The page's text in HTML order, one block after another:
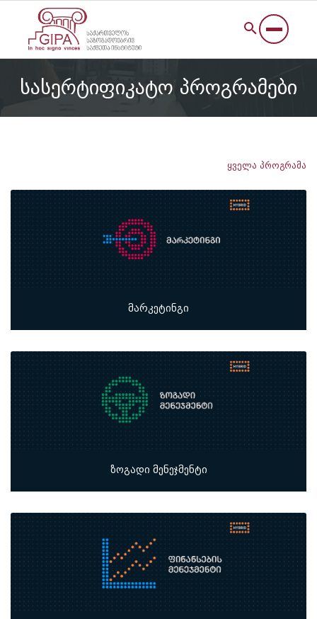
სასერტიფიკატო პროგრამები
ყველა პროგრამა
მარკეტინგი
ზოგადი მენეჯმენტი